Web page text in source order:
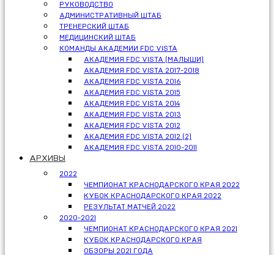
РУКОВОДСТВО
АДМИНИСТРАТИВНЫЙ ШТАБ
ТРЕНЕРСКИЙ ШТАБ
МЕДИЦИНСКИЙ ШТАБ
КОМАНДЫ АКАДЕМИИ FDC VISTA
АКАДЕМИЯ FDC VISTA (МАЛЫШИ)
АКАДЕМИЯ FDC VISTA 2017-2018
АКАДЕМИЯ FDC VISTA 2016
АКАДЕМИЯ FDC VISTA 2015
АКАДЕМИЯ FDC VISTA 2014
АКАДЕМИЯ FDC VISTA 2013
АКАДЕМИЯ FDC VISTA 2012
АКАДЕМИЯ FDC VISTA 2012 (2)
АКАДЕМИЯ FDC VISTA 2010-2011
АРХИВЫ
2022
ЧЕМПИОНАТ КРАСНОДАРСКОГО КРАЯ 2022
КУБОК КРАСНОДАРСКОГО КРАЯ 2022
РЕЗУЛЬТАТ МАТЧЕЙ 2022
2020-2021
ЧЕМПИОНАТ КРАСНОДАРСКОГО КРАЯ 2021
КУБОК КРАСНОДАРСКОГО КРАЯ
ОБЗОРЫ 2021 ГОДА